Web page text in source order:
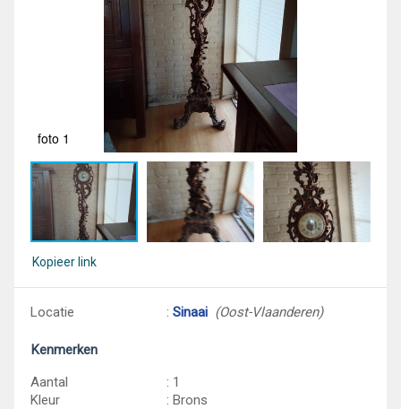
foto 1
Kopieer link
Locatie : Sinaai (Oost-Vlaanderen)
Kenmerken
Aantal
: 1
Kleur
: Brons